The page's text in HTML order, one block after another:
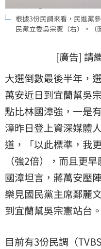
根據3份民調來看，民進黨
民黨立委吳宗憲（右）。（
[廣告] 請
大選倒數最後半年，
萬安近日到宜蘭幫吳
點比林國漳強，一是
漳昨日登上資深媒體人
道，「以此標準，我
（強2倍），而且更
國漳坦言，蔣萬安壓
樂見國民黨主席鄭麗
到宜蘭幫吳宗憲站台。
目前有3份民調（